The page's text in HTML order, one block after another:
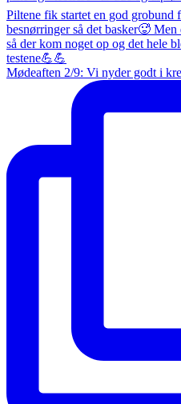
Mødeaften 2/9: Vi nyder godt i